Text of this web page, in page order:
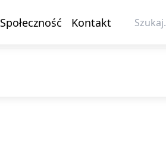
Społeczność Kontakt